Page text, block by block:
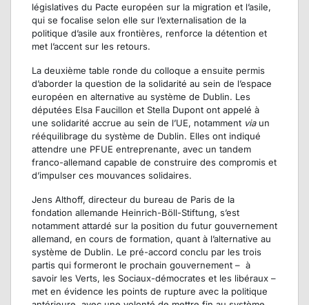
législatives du Pacte européen sur la migration et l’asile,
qui se focalise selon elle sur l’externalisation de la
politique d’asile aux frontières, renforce la détention et
met l’accent sur les retours.
La deuxième table ronde du colloque a ensuite permis
d’aborder la question de la solidarité au sein de l’espace
européen en alternative au système de Dublin. Les
députées Elsa Faucillon et Stella Dupont ont appelé à
une solidarité accrue au sein de l’UE, notamment viaun
rééquilibrage du système de Dublin. Elles ont indiqué
attendre une PFUE entreprenante, avec un tandem
franco-allemand capable de construire des compromis et
d’impulser ces mouvances solidaires.
Jens Althoff, directeur du bureau de Paris de la
fondation allemande Heinrich-Böll-Stiftung, s’est
notamment attardé sur la position du futur gouvernement
allemand, en cours de formation, quant à l’alternative au
système de Dublin. Le pré-accord conclu par les trois
partis qui formeront le prochain gouvernement – à
savoir les Verts, les Sociaux-démocrates et les libéraux –
met en évidence les points de rupture avec la politique